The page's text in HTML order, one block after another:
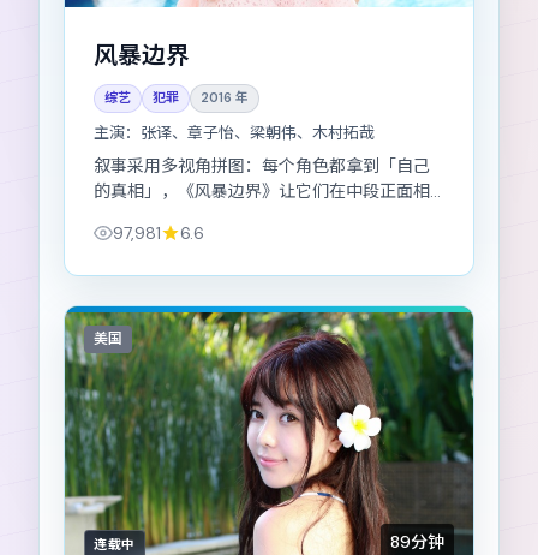
风暴边界
综艺 犯罪 2016 年
主演： 张译、章子怡、梁朝伟、木村拓哉
叙事采用多视角拼图：每个角色都拿到「自己
的真相」，《风暴边界》让它们在中段正面相
97,981
6.6
美国
连载中 89分钟